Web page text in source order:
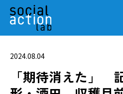
2024.08.04
「期待消えた」